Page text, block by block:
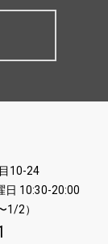
10-24
日 10:30-20:00
1/2）